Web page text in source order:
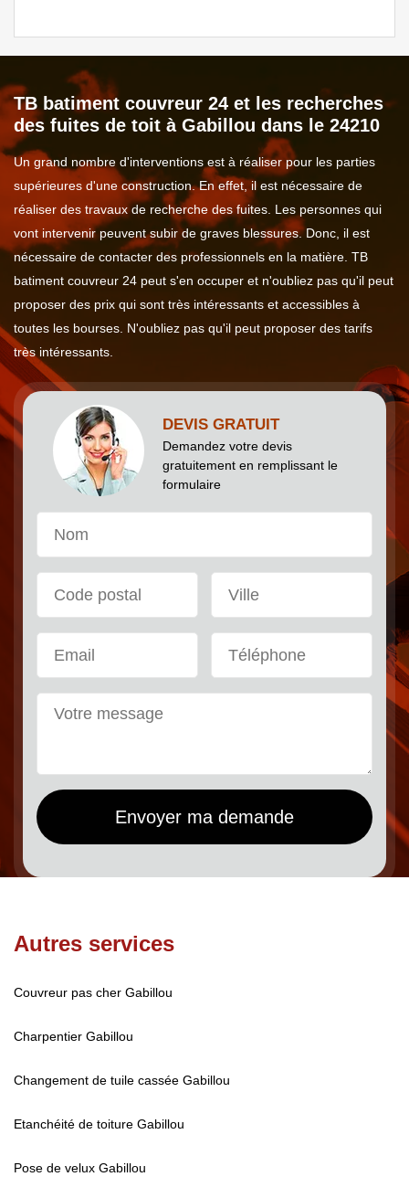
TB batiment couvreur 24 et les recherches
des fuites de toit à Gabillou dans le 24210
Un grand nombre d'interventions est à réaliser pour les parties
supérieures d'une construction. En effet, il est nécessaire de
réaliser des travaux de recherche des fuites. Les personnes qui
vont intervenir peuvent subir de graves blessures. Donc, il est
nécessaire de contacter des professionnels en la matière. TB
batiment couvreur 24 peut s'en occuper et n'oubliez pas qu'il peut
proposer des prix qui sont très intéressants et accessibles à
toutes les bourses. N'oubliez pas qu'il peut proposer des tarifs
très intéressants.
DEVIS GRATUIT
Demandez votre devis
gratuitement en remplissant le
formulaire
Autres services
Couvreur pas cher Gabillou
Charpentier Gabillou
Changement de tuile cassée Gabillou
Etanchéité de toiture Gabillou
Pose de velux Gabillou